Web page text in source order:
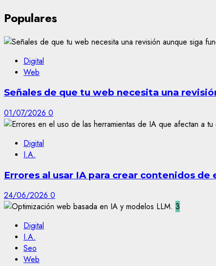
Populares
Digital
Web
Señales de que tu web necesita una
01/07/2026 0
Digital
I.A.
Errores al usar IA para crear contenidos de
24/06/2026 0
3
Digital
I.A.
Seo
Web